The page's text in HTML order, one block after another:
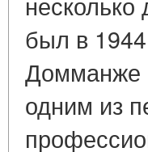
был в
Домманже
одним из